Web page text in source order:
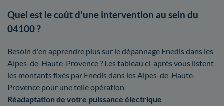
Quel est le coût d'une intervention au sein du
04100 ?
Besoin d'en apprendre plus sur le dépannage Enedis dans les
Alpes-de-Haute-Provence ? Les tableau ci-après vous listent
les montants fixés par Enedis dans les Alpes-de-Haute-
Provence pour une telle opération
Réadaptation de votre puissance électrique